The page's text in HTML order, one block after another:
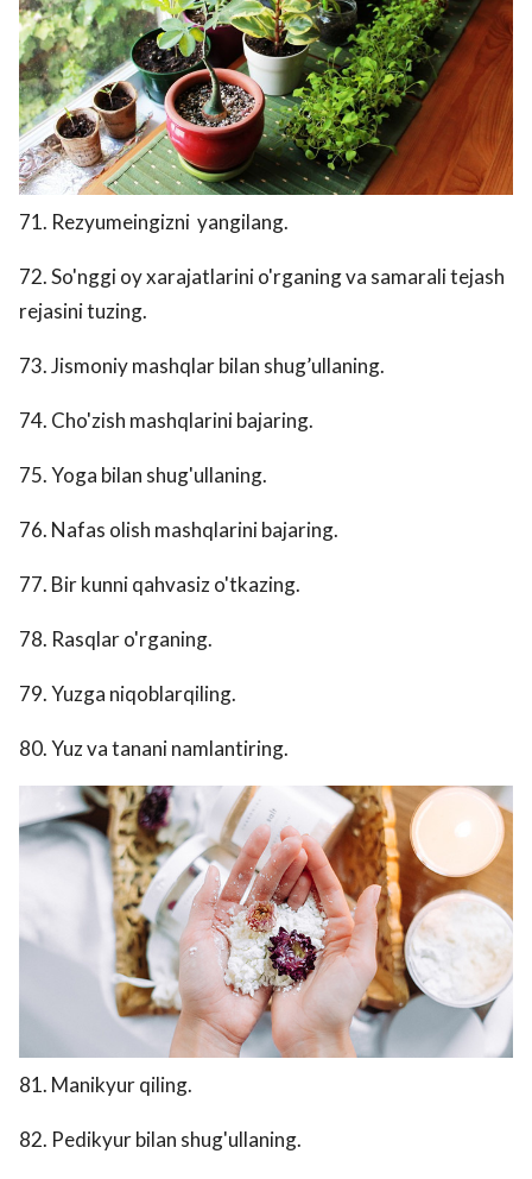
71. Rezyumeingizni yangilang.
72. So'nggi oy xarajatlarini o'rganing va samarali tejash
rejasini tuzing.
73. Jismoniy mashqlar bilan shug’ullaning.
74. Cho'zish mashqlarini bajaring.
75. Yoga bilan shug'ullaning.
76. Nafas olish mashqlarini bajaring.
77. Bir kunni qahvasiz o'tkazing.
78. Rasqlar o'rganing.
79. Yuzga niqoblarqiling.
80. Yuz va tanani namlantiring.
81. Manikyur qiling.
82. Pedikyur bilan shug'ullaning.